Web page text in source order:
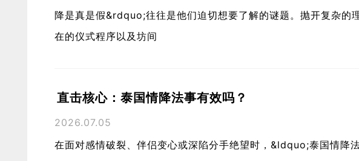
降是真是假&rdquo;往往是他们迫切想要了解的谜题。抛开复杂的
在的仪式程序以及坊间
直击核心：泰国情降法事有效吗？
2026.07.05
在面对感情破裂、伴侣变心或深陷分手绝望时，&ldquo;泰国情降